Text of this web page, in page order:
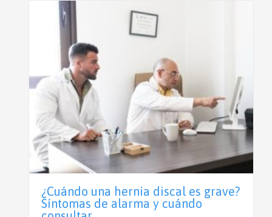
¿Cuándo una hernia discal es grave?
Síntomas de alarma y cuándo